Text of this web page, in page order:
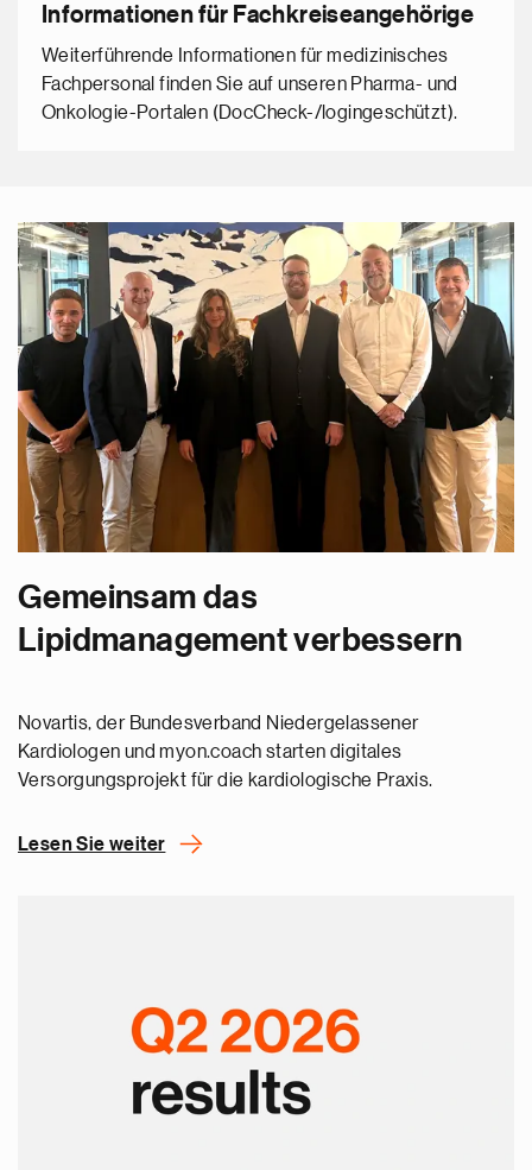
Informationen für Fachkreiseangehörige
Weiterführende Informationen für medizinisches
Fachpersonal finden Sie auf unseren Pharma- und
Onkologie-Portalen (DocCheck-/logingeschützt).
Gemeinsam das
Lipidmanagement verbessern
Novartis, der Bundesverband Niedergelassener
Kardiologen und myon.coach starten digitales
Versorgungsprojekt für die kardiologische Praxis.
Lesen Sie weiter